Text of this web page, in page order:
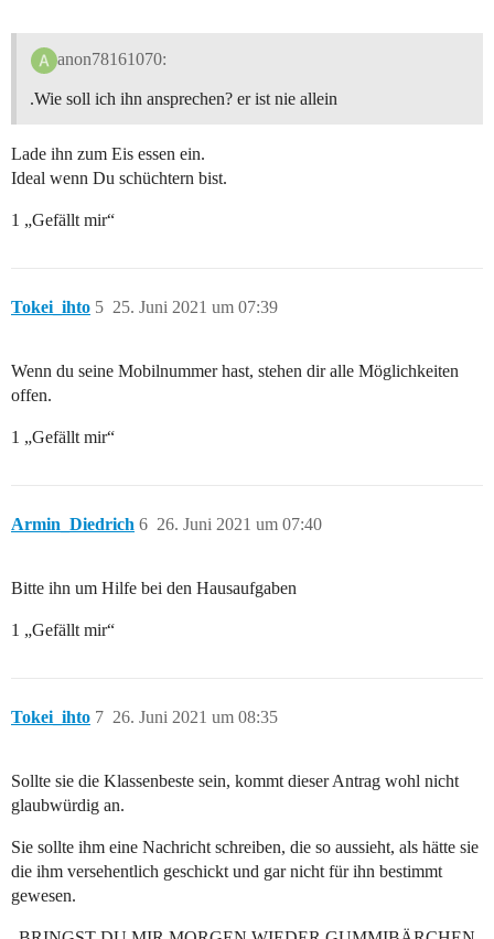
anon78161070:
.Wie soll ich ihn ansprechen? er ist nie allein
Lade ihn zum Eis essen ein.
Ideal wenn Du schüchtern bist.
1 „Gefällt mir“
Tokei_ihto 25. Juni 2021 um 07:39
5
Wenn du seine Mobilnummer hast, stehen dir alle Möglichkeiten
offen.
1 „Gefällt mir“
Armin_Diedrich 26. Juni 2021 um 07:40
6
Bitte ihn um Hilfe bei den Hausaufgaben
1 „Gefällt mir“
Tokei_ihto 26. Juni 2021 um 08:35
7
Sollte sie die Klassenbeste sein, kommt dieser Antrag wohl nicht
glaubwürdig an.
Sie sollte ihm eine Nachricht schreiben, die so aussieht, als hätte sie
die ihm versehentlich geschickt und gar nicht für ihn bestimmt
gewesen.